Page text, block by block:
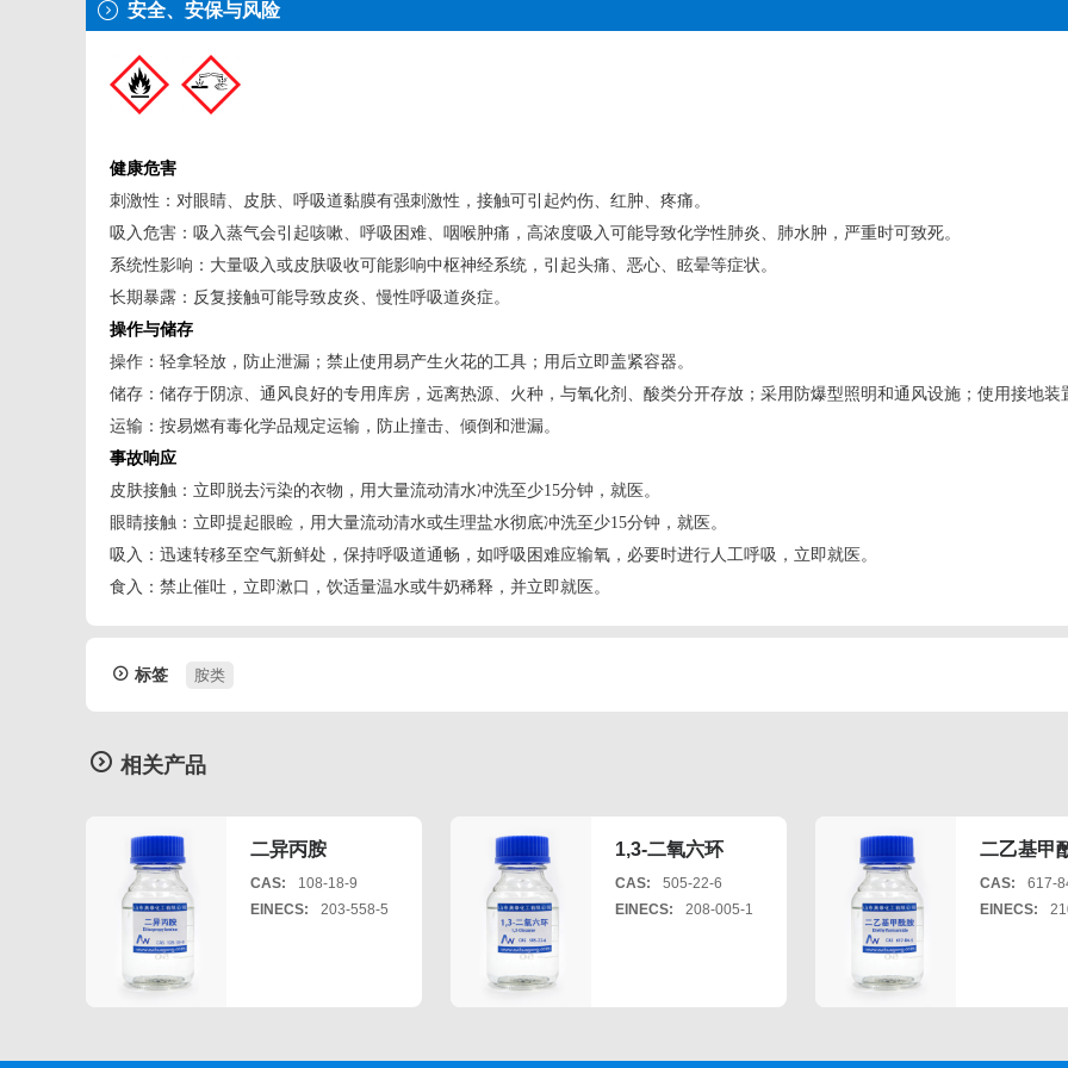
安全、安保与风险
健康危害
刺激性：对眼睛、皮肤、呼吸道黏膜有强刺激性，接触可引起灼伤、红肿、疼痛。
吸入危害：吸入蒸气会引起咳嗽、呼吸困难、咽喉肿痛，高浓度吸入可能导致化学性肺炎、肺水肿，严重时可致死。
系统性影响：大量吸入或皮肤吸收可能影响中枢神经系统，引起头痛、恶心、眩晕等症状。
长期暴露：反复接触可能导致皮炎、慢性呼吸道炎症。
操作与储存
操作：轻拿轻放，防止泄漏；禁止使用易产生火花的工具；用后立即盖紧容器。
储存：储存于阴凉、通风良好的专用库房，远离热源、火种，与氧化剂、酸类分开存放；采用防爆型照明和通风设施；使用接地装
运输：按易燃有毒化学品规定运输，防止撞击、倾倒和泄漏。
事故响应
皮肤接触：立即脱去污染的衣物，用大量流动清水冲洗至少15分钟，就医。
眼睛接触：立即提起眼睑，用大量流动清水或生理盐水彻底冲洗至少15分钟，就医。
吸入：迅速转移至空气新鲜处，保持呼吸道通畅，如呼吸困难应输氧，必要时进行人工呼吸，立即就医。
食入：禁止催吐，立即漱口，饮适量温水或牛奶稀释，并立即就医。
标签 胺类
相关产品
二异丙胺
CAS:
108-18-9
EINECS:
203-558-5
1,3-二氧六环
CAS:
505-22-6
EINECS:
208-005-1
二乙基甲
CAS:
617-
EINECS: